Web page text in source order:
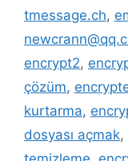
tmessage.ch,
encrypt2,
çözüm,
kurtarma,
dosyası açmak,